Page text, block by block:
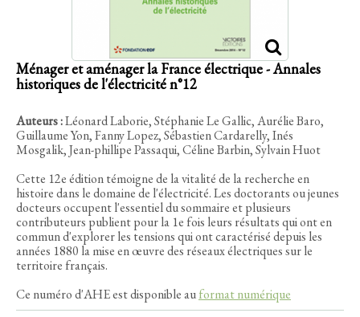
Ménager et aménager la France électrique - Annales
historiques de l'électricité n°12
Auteurs :Léonard Laborie, Stéphanie Le Gallic, Aurélie Baro,
Guillaume Yon, Fanny Lopez, Sébastien Cardarelly, Inés
Mosgalik, Jean-phillipe Passaqui, Céline Barbin, Sylvain Huot
Cette 12e édition témoigne de la vitalité de la recherche en
histoire dans le domaine de l'électricité. Les doctorants ou jeunes
docteurs occupent l'essentiel du sommaire et plusieurs
contributeurs publient pour la 1e fois leurs résultats qui ont en
commun d'explorer les tensions qui ont caractérisé depuis les
années 1880 la mise en œuvre des réseaux électriques sur le
territoire français.
Ce numéro d'AHE est disponible auformat numérique